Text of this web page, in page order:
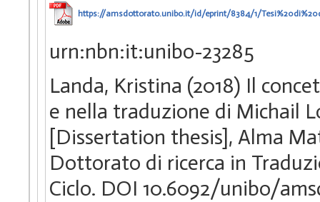
https://amsdottorato.unibo.it/id/eprint/8384/1/
urn:nbn:it:unibo-23285
Landa, Kristina (2018) Il
e nella traduzione di Michail
[Dissertation thesis], Alma
Dottorato di ricerca in
Ciclo. DOI 10.6092/unibo/